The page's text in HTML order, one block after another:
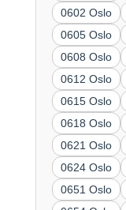
0602 Oslo
0605 Oslo
0608 Oslo
0612 Oslo
0615 Oslo
0618 Oslo
0621 Oslo
0624 Oslo
0651 Oslo